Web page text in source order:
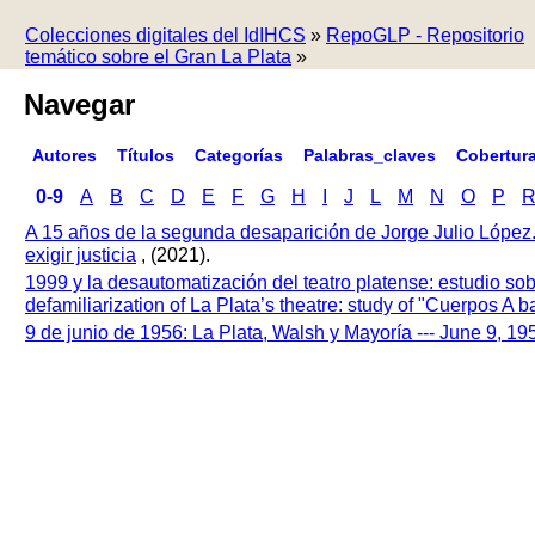
Colecciones digitales del IdIHCS » RepoGLP - Repositorio
temático sobre el Gran La Plata »
Navegar
Autores Títulos Categorías Palabras_claves
0-9 A B C D E F G H J L M N O P
R
A 15 años de la segunda desaparición de Jorge Julio
exigir justicia , (2021).
1999 y la desautomatización del teatro platense: estudio
defamiliarization of La Plata’s theatre: study of "Cuerpos A
9 de junio de 1956: La Plata, Walsh y Mayoría --- June 9,